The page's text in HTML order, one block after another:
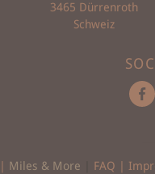
3465 Dürrenroth
Schweiz
Miles & More FAQ